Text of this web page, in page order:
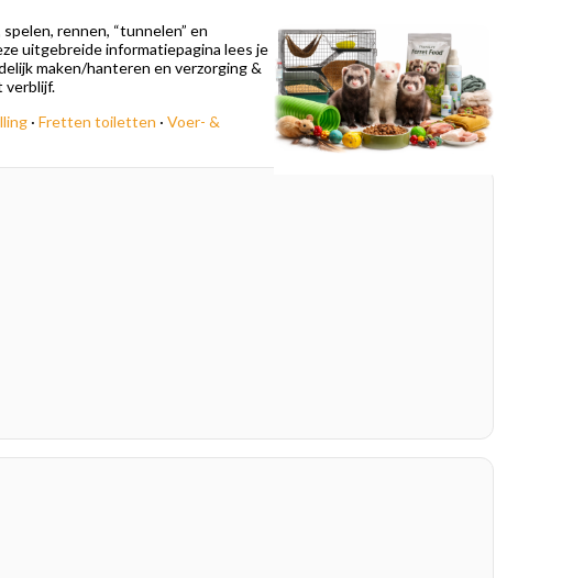
rennen, “tunnelen” en
uitgebreide informatiepagina lees je
maken/hanteren en verzorging &
verblijf.
· Fretten toiletten · Voer- &